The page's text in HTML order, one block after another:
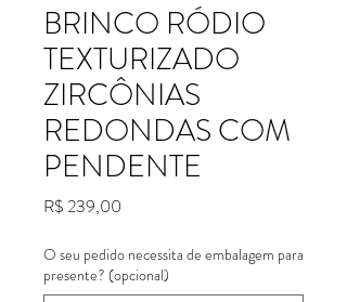
BRINCO RÓDIO
TEXTURIZADO
ZIRCÔNIAS
REDONDAS COM
PENDENTE
R$ 239,00
O seu pedido necessita de embalagem para
presente? (opcional)